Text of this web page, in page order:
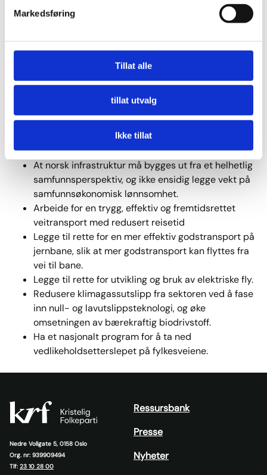
Markedsføring
Tillat alle
tillat utvalg
Ikke tillat
bosetting og verdiskaping i hele landet.
Ha et mål om at hele transportsektoren bør være
Prioritere tiltak som øker trafikksikkerheten, særlig
Sikre et godt og forutsigbart transporttilbud for
beboere og næringsliv i distriktene gjennom stabile
og rimelige buss-, ferje- og hurtigbåtruter. Dette
inkluderer lave billettpriser, økt frekvens i
rutetilbudet og bedre tilrettelegging for
miljøvennlige løsninger.
At norsk infrastruktur må bygges ut fra et helhetlig
samfunnsperspektiv, og ikke ensidig legge vekt på
samfunnsøkonomisk lønnsomhet.
Arbeide for en trygg, effektiv og fremtidsrettet
veitransport med redusert reisetid
Legge til rette for en mer effektiv godstransport på
jernbane, slik at mer godstransport kan flyttes fra
vei til bane.
Legge til rette for utvikling og bruk av elektriske fly.
Redusere klimagassutslipp fra sektoren ved å fase
inn null- og lavutslippsteknologi, og øke
omsetningen av bærekraftig biodrivstoff.
Ha et nasjonalt program for å ta ned
vedlikeholdsetterslepet på fylkesveiene.
Nedre Vollgate 5, 0158 Oslo
Org. nr: 939909494
Tlf: 23 10 28 00
Ressursbank
Presse
Nyheter